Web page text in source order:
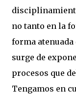
no tanto en la
forma
surge de
procesos que
Tengamos en